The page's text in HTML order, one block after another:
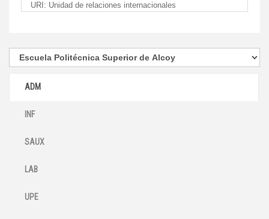
URI: Unidad de relaciones internacionales
ADM
INF
SAUX
LAB
UPE